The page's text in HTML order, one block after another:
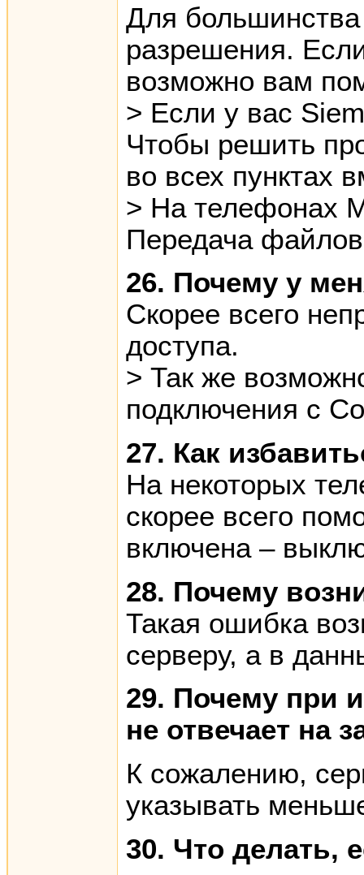
Для
разрешения.
возможно вам
> Если у вас
Чтобы решить
во всех пунктах
> На телефонах
Передача
26. Почему у
Скорее всего
доступа.
> Так же
подключения с
27. Как
На некоторых
скорее всего
включена –
28. Почему
Такая ошибка
серверу, а в
29. Почему при
не отвечает на
К сожалению,
указывать
30. Что делать,